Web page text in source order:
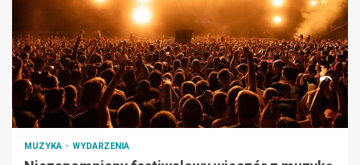
MUZYKA WYDARZENIA